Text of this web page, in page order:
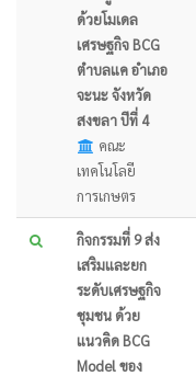
ด้วยโมเดล
เศรษฐกิจ BCG
ตำบลแค อำเภอ
จะนะ จังหวัด
สงขลา ปีที่ 4
คณะ
เทคโนโลยี
การเกษตร
กิจกรรมที่ 9 ส่ง
เสริมและยก
ระดับเศรษฐกิจ
ชุมชน ด้วย
แนวคิด BCG
Model ของ